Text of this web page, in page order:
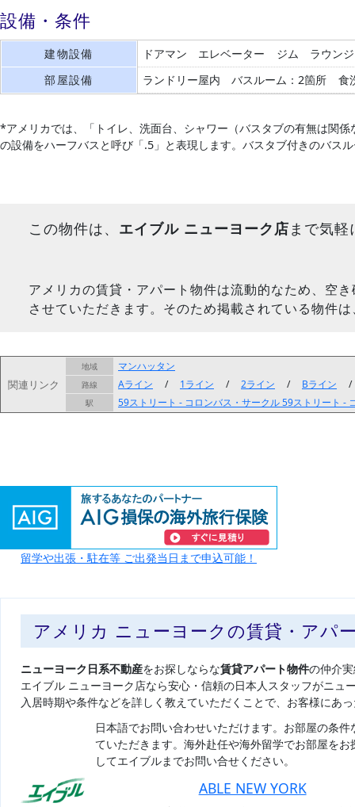
設備・条件
建物設備 ドアマン エレベーター ジム
ラウンジ
部屋設備
ランドリー屋内 バスルーム：2箇所 食
*アメリカでは、「トイレ、洗面台、シャワー（バスタブの有無は関
の設備をハーフバスと呼び「.5」と表現します。バスタブ付きのバス
この物件は、 エイブル ニューヨーク店まで気
アメリカの賃貸・アパート物件は流動的なため、空
させていただきます。そのため掲載されている物件
関連リンク
地域 マンハッタン
路線 Aライン / 1ライン / 2ライン / Bライン
駅 59ストリート - コロンバス・サークル59ストリート -
留学や出張・駐在等 ご出発当日まで申込可能！
アメリカ ニューヨークの賃貸・アパ
ニューヨーク日系不動産をお探しならな賃貸アパート物件の仲介
エイブル ニューヨーク店なら安心・信頼の日本人スタッフがニュ
入居時期や条件などを詳しく教えていただくことで、お客様にあ
日本語でお問い合わせいただけます。お部屋の条
ていただきます。海外赴任や海外留学でお部屋を
してエイブルまでお問い合せください。
ABLE NEW YORK